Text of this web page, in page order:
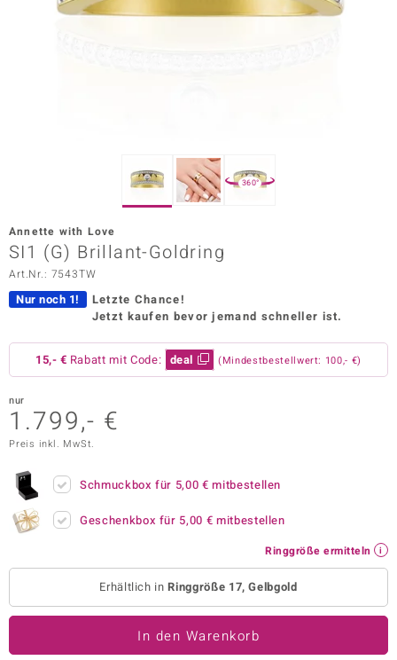
Vogue
Paraíso
Collection
BY DE MELO
360°
Annette with Love
SI1 (G) Brillant-Goldring
Art.Nr.: 7543TW
Nur noch 1!
Letzte Chance!
Jetzt kaufen bevor jemand schneller ist.
15,- € Rabatt mit Code: deal (Mindestbestellwert: 100,- €)
nur
1.799,- €
Preis inkl. MwSt.
Schmuckbox für 5,00 € mitbestellen
Geschenkbox für 5,00 € mitbestellen
Ringgröße ermitteln
Erhältlich inRinggröße 17, Gelbgold
In den Warenkorb